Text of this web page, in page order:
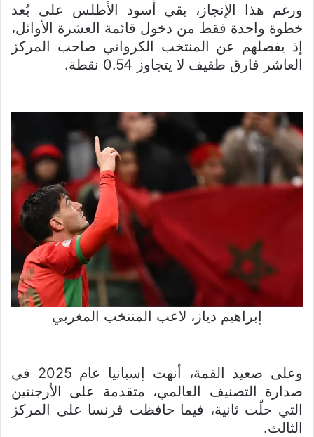
ورغم هذا الإنجاز، بقي أسود الأطلس على بُعد
خطوة واحدة فقط من دخول قائمة العشرة الأوائل،
إذ يفصلهم عن المنتخب الكرواتي صاحب المركز
العاشر فارق طفيف لا يتجاوز 0.54 نقطة.
إبراهيم دياز، لاعب المنتخب المغربي
وعلى صعيد القمة، أنهت إسبانيا عام 2025 في
صدارة التصنيف العالمي، متقدمة على الأرجنتين
التي حلّت ثانية، فيما حافظت فرنسا على المركز
الثالث.